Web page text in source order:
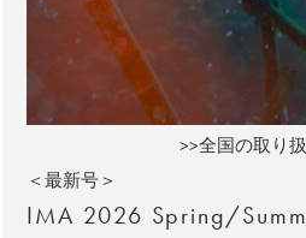
>>全国の取り
＜最新号＞
IMA 2026 Spring/